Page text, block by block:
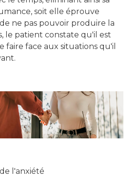
soit elle éprouve
ne pas pouvoir produire la
le patient constate qu'il est
faire face aux situations qu'il
l'anxiété